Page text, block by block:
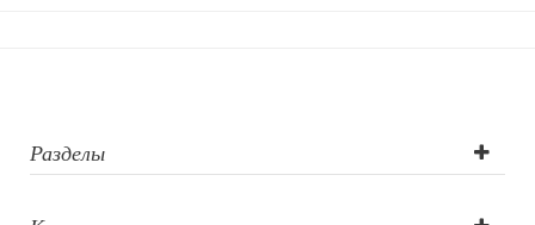
Разделы